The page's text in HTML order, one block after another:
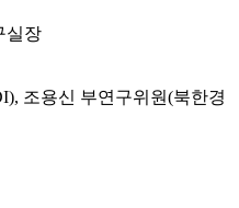
실장
조용신 부연구위원(북한경